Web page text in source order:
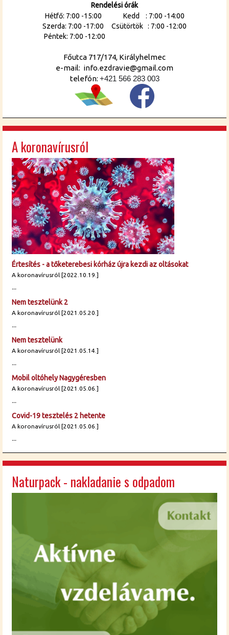
Rendelési órák
Hétfő: 7:00 -15:00 Kedd : 7:00 -14:00
Szerda: 7:00 -17:00 Csütörtök : 7:00 -12:00
Péntek: 7:00 -12:00
Főutca 717/174, Királyhelmec
e-mail: info.ezdravie@gmail.com
telefón: +421 566 283 003
A koronavírusról
Értesítés - a tőketerebesi kórház újra kezdi az oltásokat
A koronavírusról [2022.10.19.]
...
Nem tesztelünk 2
A koronavírusról [2021.05.20.]
...
Nem tesztelünk
A koronavírusról [2021.05.14.]
...
Mobil oltóhely Nagygéresben
A koronavírusról [2021.05.06.]
...
Covid-19 tesztelés 2 hetente
A koronavírusról [2021.05.06.]
...
Naturpack - nakladanie s odpadom